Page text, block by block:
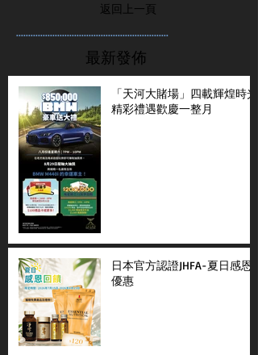
返回上一頁
...............................................................
最新發佈
「天河大賭場」四載輝煌時光
精彩禮遇歡慶一整月
日本官方認證JHFA-夏日感恩
優惠